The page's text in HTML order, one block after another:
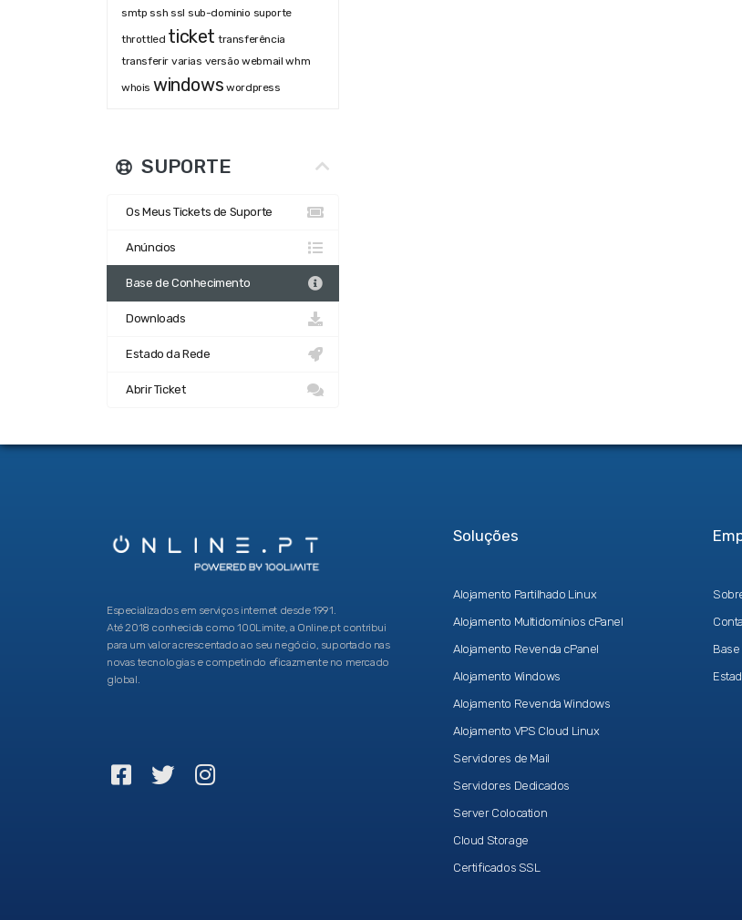
smtp ssh ssl sub-dominio suporte
throttled ticket transferência
transferir varias versão webmail whm
whois windows wordpress
SUPORTE
Os Meus Tickets de Suporte
Anúncios
Base de Conhecimento
Downloads
Estado da Rede
Abrir Ticket
Especializados em serviços internet desde 1991.
Até 2018 conhecida como 100Limite, a Online.pt contribui
para um valor acrescentado ao seu negócio, suportado nas
novas tecnologias e competindo eficazmente no mercado
global.
Soluções
Alojamento Partilhado Linux
Alojamento Multidomínios cPanel
Alojamento Revenda cPanel
Alojamento Windows
Alojamento Revenda Windows
Alojamento VPS Cloud Linux
Servidores de Mail
Servidores Dedicados
Server Colocation
Cloud Storage
Certificados SSL